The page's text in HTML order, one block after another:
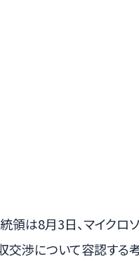
領は8月3日、マイクロ
渉について容認する考